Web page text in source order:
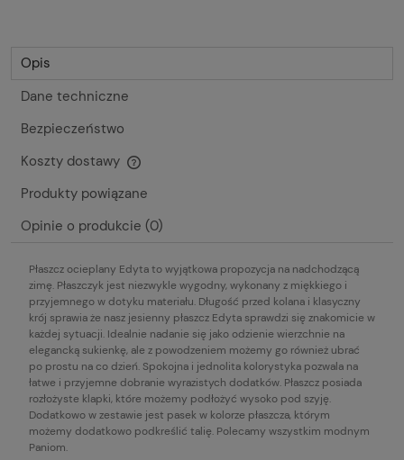
Opis
Dane techniczne
Bezpieczeństwo
Koszty dostawy
Cena nie zawiera ewentualnych kosztów płatności
Produkty powiązane
Opinie o produkcie (0)
Płaszcz ocieplany Edyta to wyjątkowa propozycja na nadchodzącą
zimę. Płaszczyk jest niezwykle wygodny, wykonany z miękkiego i
przyjemnego w dotyku materiału. Długość przed kolana i klasyczny
krój sprawia że nasz jesienny płaszcz Edyta sprawdzi się znakomicie w
każdej sytuacji. Idealnie nadanie się jako odzienie wierzchnie na
elegancką sukienkę, ale z powodzeniem możemy go również ubrać
po prostu na co dzień. Spokojna i jednolita kolorystyka pozwala na
łatwe i przyjemne dobranie wyrazistych dodatków. Płaszcz posiada
rozłożyste klapki, które możemy podłożyć wysoko pod szyję.
Dodatkowo w zestawie jest pasek w kolorze płaszcza, którym
możemy dodatkowo podkreślić talię. Polecamy wszystkim modnym
Paniom.